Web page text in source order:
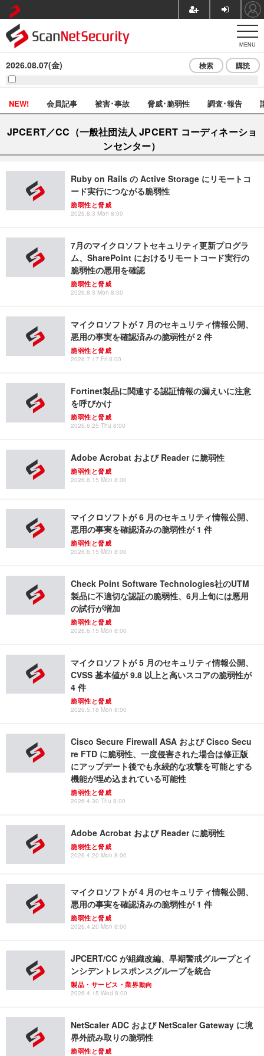
MENU
2026.08.07(金) 検索 購読
NEW! 会員記事 被害･事故 脅威･脆弱性 調査･報告
JPCERT／CC（一般社団法人 JPCERT コーディネーショ
ンセンター）
Ruby on Rails の Active Storage にリモートコ
ード実行につながる脆弱性
脆弱性と脅威
2026.8.3 Mon 8:00
7月のマイクロソフトセキュリティ更新プログラ
ム、SharePoint におけるリモートコード実行の
脆弱性の悪用を確認
脆弱性と脅威
2026.8.3 Mon 8:00
マイクロソフトが 7 月のセキュリティ情報公開、
悪用の事実を確認済みの脆弱性が 2 件
脆弱性と脅威
2026.7.17 Fri 8:00
Fortinet製品に関連する認証情報の漏えいに注意
を呼びかけ
脆弱性と脅威
2026.6.25 Thu 8:00
Adobe Acrobat および Reader に脆弱性
脆弱性と脅威
2026.6.15 Mon 8:00
マイクロソフトが 6 月のセキュリティ情報公開、
悪用の事実を確認済みの脆弱性が 1 件
脆弱性と脅威
2026.6.15 Mon 8:00
Check Point Software Technologies社のUTM
製品に不適切な認証の脆弱性、6月上旬には悪用
の試行が増加
脆弱性と脅威
2026.6.15 Mon 8:00
マイクロソフトが 5 月のセキュリティ情報公開、
CVSS 基本値が 9.8 以上と高いスコアの脆弱性が
4 件
脆弱性と脅威
2026.5.18 Mon 8:00
Cisco Secure Firewall ASA および Cisco Secu
re FTD に脆弱性、一度侵害された場合は修正版
にアップデート後でも永続的な攻撃を可能とする
機能が埋め込まれている可能性
脆弱性と脅威
2026.4.30 Thu 8:00
Adobe Acrobat および Reader に脆弱性
脆弱性と脅威
2026.4.20 Mon 8:00
マイクロソフトが 4 月のセキュリティ情報公開、
悪用の事実を確認済みの脆弱性が 1 件
脆弱性と脅威
2026.4.20 Mon 8:00
JPCERT/CC が組織改編、早期警戒グループとイ
ンシデントレスポンスグループを統合
製品・サービス・業界動向
2026.4.15 Wed 8:00
NetScaler ADC および NetScaler Gateway に境
界外読み取りの脆弱性
脆弱性と脅威